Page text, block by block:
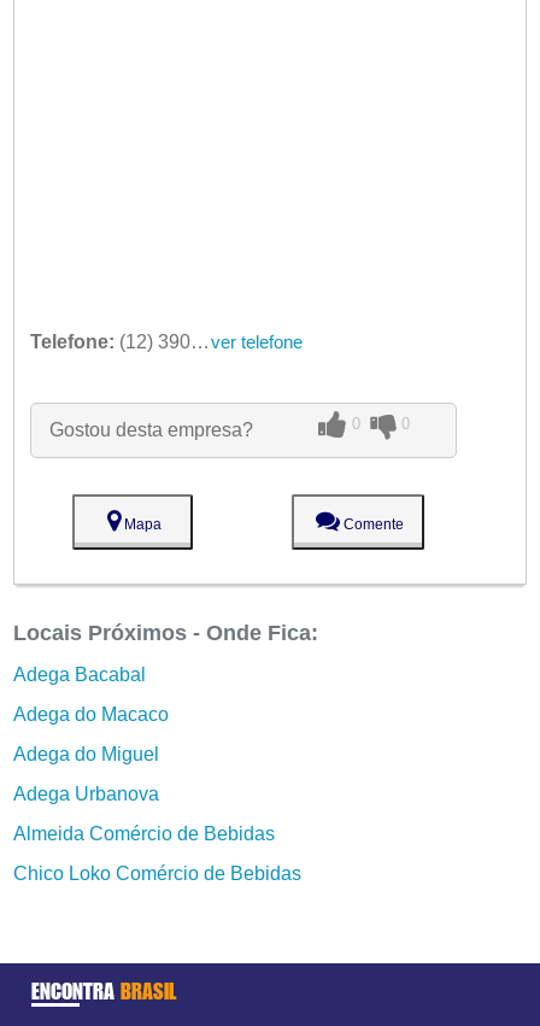
Telefone: (12) 3902-3913 ver telefone
Gostou desta empresa? 0 0
Mapa Comente
Locais Próximos - Onde Fica:
Adega Bacabal
Adega do Macaco
Adega do Miguel
Adega Urbanova
Almeida Comércio de Bebidas
Chico Loko Comércio de Bebidas
ENCONTRA BRASIL